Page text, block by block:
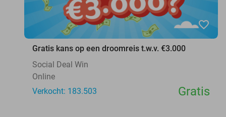
favorite_border
Gratis kans op een droomreis t.w.v. €3.000
Social Deal Win
Online
Verkocht: 183.503
Gratis